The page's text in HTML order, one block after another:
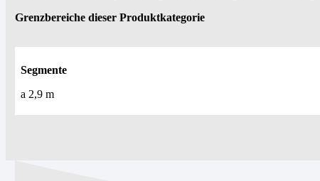
Grenzbereiche dieser Produktkategorie
Segmente
a 2,9 m